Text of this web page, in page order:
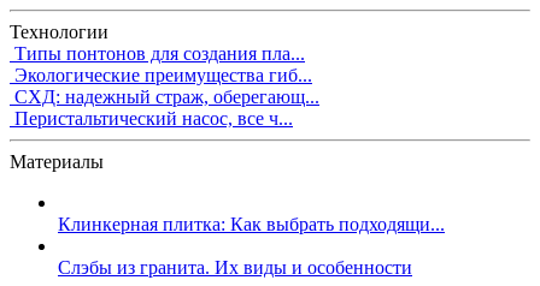
Технологии
Типы понтонов для создания пла...
Экологические преимущества гиб...
СХД: надежный страж, оберегающ...
Перистальтический насос, все ч...
Материалы
Клинкерная плитка: Как выбрать подходящи...
Слэбы из гранита. Их виды и особенности